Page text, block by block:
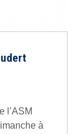
l’ASM
à